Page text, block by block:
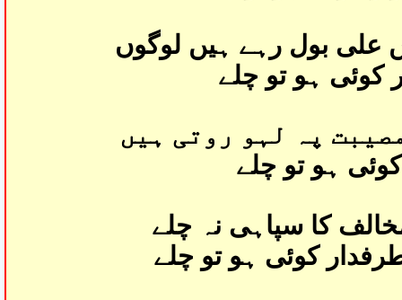
بول رہے ہیں لوگوں
کوئی ہو تو چلے
پہ لہو روتی ہیں
ہو تو چلے
کا سپاہی نہ چلے
کوئی ہو تو چلے